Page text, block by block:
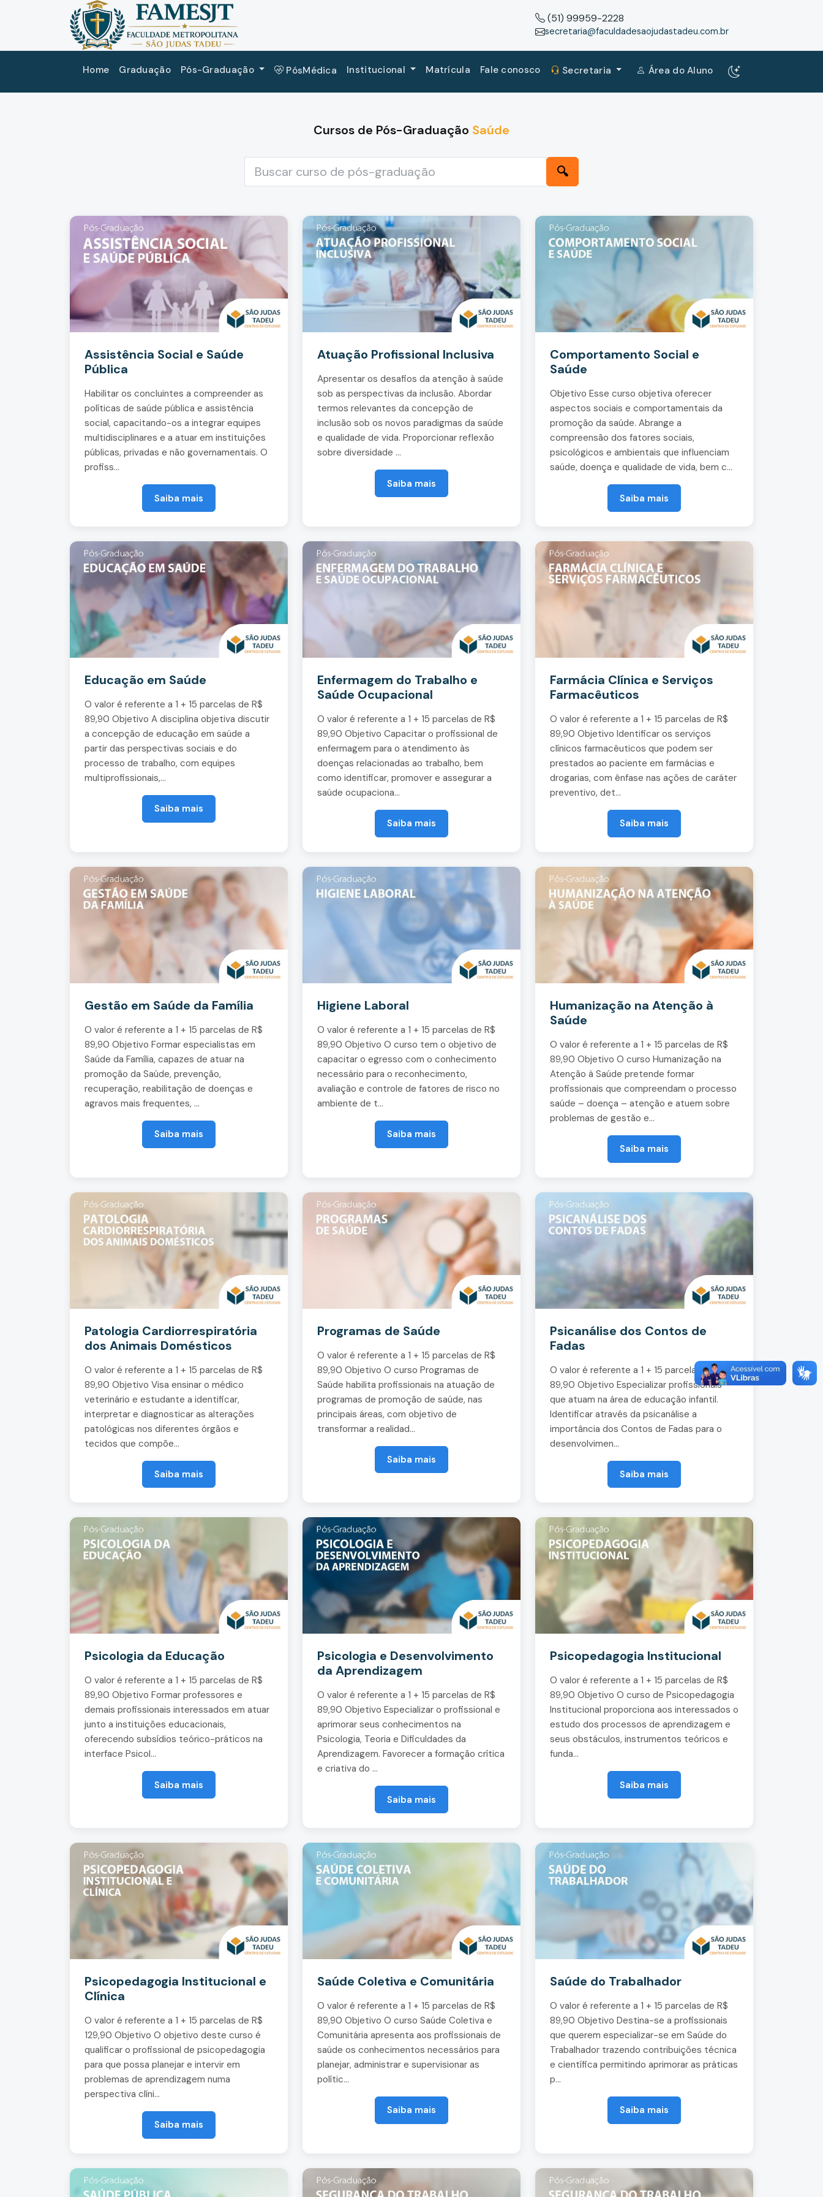
(51) 99959-2228
secretaria@faculdadesaojudastadeu.com.br
Home Graduação Pós-Graduação PósMédica Institucional Matrícula Fale conosco Secretaria Área do Aluno
Cursos de Pós-Graduação Saúde
🔍
Assistência Social e Saúde
Pública
Habilitar os concluintes a compreender as
políticas de saúde pública e assistência
social, capacitando-os a integrar equipes
multidisciplinares e a atuar em instituições
públicas, privadas e não governamentais. O
profiss...
Saiba mais
Atuação Profissional Inclusiva
Apresentar os desafios da atenção à saúde
sob as perspectivas da inclusão. Abordar
termos relevantes da concepção de
inclusão sob os novos paradigmas da saúde
e qualidade de vida. Proporcionar reflexão
sobre diversidade ...
Saiba mais
Comportamento Social e
Saúde
Objetivo Esse curso objetiva oferecer
aspectos sociais e comportamentais da
promoção da saúde. Abrange a
compreensão dos fatores sociais,
psicológicos e ambientais que influenciam
saúde, doença e qualidade de vida, bem c...
Saiba mais
Educação em Saúde
O valor é referente a 1 + 15 parcelas de R$
89,90 Objetivo A disciplina objetiva discutir
a concepção de educação em saúde a
partir das perspectivas sociais e do
processo de trabalho, com equipes
multiprofissionais,...
Saiba mais
Enfermagem do Trabalho e
Saúde Ocupacional
O valor é referente a 1 + 15 parcelas de R$
89,90 Objetivo Capacitar o profissional de
enfermagem para o atendimento às
doenças relacionadas ao trabalho, bem
como identificar, promover e assegurar a
saúde ocupaciona...
Saiba mais
Farmácia Clínica e Serviços
Farmacêuticos
O valor é referente a 1 + 15 parcelas de R$
89,90 Objetivo Identificar os serviços
clínicos farmacêuticos que podem ser
prestados ao paciente em farmácias e
drogarias, com ênfase nas ações de caráter
preventivo, det...
Saiba mais
Gestão em Saúde da Família
O valor é referente a 1 + 15 parcelas de R$
89,90 Objetivo Formar especialistas em
Saúde da Família, capazes de atuar na
promoção da Saúde, prevenção,
recuperação, reabilitação de doenças e
agravos mais frequentes, ...
Saiba mais
Higiene Laboral
O valor é referente a 1 + 15 parcelas de R$
89,90 Objetivo O curso tem o objetivo de
capacitar o egresso com o conhecimento
necessário para o reconhecimento,
avaliação e controle de fatores de risco no
ambiente de t...
Saiba mais
Humanização na Atenção à
Saúde
O valor é referente a 1 + 15 parcelas de R$
89,90 Objetivo O curso Humanização na
Atenção à Saúde pretende formar
profissionais que compreendam o processo
saúde – doença – atenção e atuem sobre
problemas de gestão e...
Saiba mais
Patologia Cardiorrespiratória
dos Animais Domésticos
O valor é referente a 1 + 15 parcelas de R$
89,90 Objetivo Visa ensinar o médico
veterinário e estudante a identificar,
interpretar e diagnosticar as alterações
patológicas nos diferentes órgãos e
tecidos que compõe...
Saiba mais
Programas de Saúde
O valor é referente a 1 + 15 parcelas de R$
89,90 Objetivo O curso Programas de
Saúde habilita profissionais na atuação de
programas de promoção de saúde, nas
principais áreas, com objetivo de
transformar a realidad...
Saiba mais
Psicanálise dos Contos de
Fadas
O valor é referente a 1 + 15 parcelas de R$
89,90 Objetivo Especializar profissionais
que atuam na área de educação infantil.
Identificar através da psicanálise a
importância dos Contos de Fadas para o
desenvolvimen...
Saiba mais
Psicologia da Educação
O valor é referente a 1 + 15 parcelas de R$
89,90 Objetivo Formar professores e
demais profissionais interessados em atuar
junto a instituições educacionais,
oferecendo subsídios teórico-práticos na
interface Psicol...
Saiba mais
Psicologia e Desenvolvimento
da Aprendizagem
O valor é referente a 1 + 15 parcelas de R$
89,90 Objetivo Especializar o profissional e
aprimorar seus conhecimentos na
Psicologia, Teoria e Dificuldades da
Aprendizagem. Favorecer a formação crítica
e criativa do ...
Saiba mais
Psicopedagogia Institucional
O valor é referente a 1 + 15 parcelas de R$
89,90 Objetivo O curso de Psicopedagogia
Institucional proporciona aos interessados o
estudo dos processos de aprendizagem e
seus obstáculos, instrumentos teóricos e
funda...
Saiba mais
Psicopedagogia Institucional e
Clínica
O valor é referente a 1 + 15 parcelas de R$
129,90 Objetivo O objetivo deste curso é
qualificar o profissional de psicopedagogia
para que possa planejar e intervir em
problemas de aprendizagem numa
perspectiva clíni...
Saiba mais
Saúde Coletiva e Comunitária
O valor é referente a 1 + 15 parcelas de R$
89,90 Objetivo O curso Saúde Coletiva e
Comunitária apresenta aos profissionais de
saúde os conhecimentos necessários para
planejar, administrar e supervisionar as
polític...
Saiba mais
Saúde do Trabalhador
O valor é referente a 1 + 15 parcelas de R$
89,90 Objetivo Destina-se a profissionais
que querem especializar-se em Saúde do
Trabalhador trazendo contribuições técnica
e científica permitindo aprimorar as práticas
p...
Saiba mais